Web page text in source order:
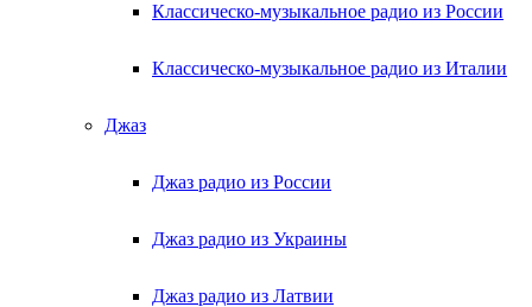
Классическо-музыкальное радио из России
Классическо-музыкальное радио из Италии
Джаз
Джаз радио из России
Джаз радио из Украины
Джаз радио из Латвии